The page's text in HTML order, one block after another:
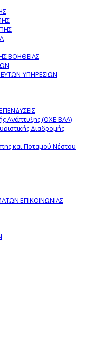
ΒΟΗΘΕΙΑΣ
ΥΠΗΡΕΣΙΩΝ
Ανάπτυξης (ΟΧΕ-ΒΑΑ)
Διαδρομής
και Ποταμού Νέστου
ΕΠΙΚΟΙΝΩΝΙΑΣ